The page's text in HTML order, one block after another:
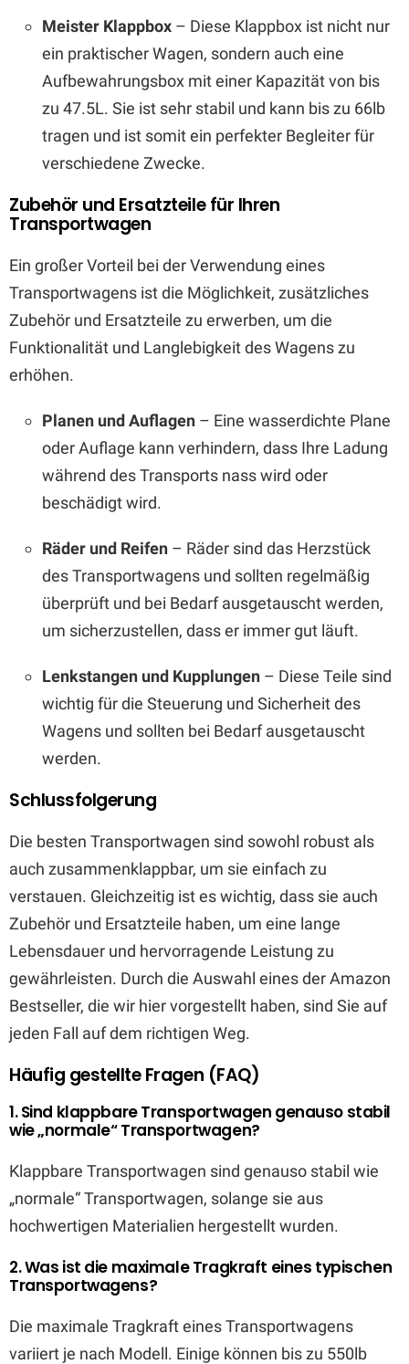
Meister Klappbox – Diese Klappbox ist nicht nur
ein praktischer Wagen, sondern auch eine
Aufbewahrungsbox mit einer Kapazität von bis
zu 47.5L. Sie ist sehr stabil und kann bis zu 66lb
tragen und ist somit ein perfekter Begleiter für
verschiedene Zwecke.
Zubehör und Ersatzteile für Ihren
Transportwagen
Ein großer Vorteil bei der Verwendung eines
Transportwagens ist die Möglichkeit, zusätzliches
Zubehör und Ersatzteile zu erwerben, um die
Funktionalität und Langlebigkeit des Wagens zu
erhöhen.
Planen und Auflagen – Eine wasserdichte Plane
oder Auflage kann verhindern, dass Ihre Ladung
während des Transports nass wird oder
beschädigt wird.
Räder und Reifen – Räder sind das Herzstück
des Transportwagens und sollten regelmäßig
überprüft und bei Bedarf ausgetauscht werden,
um sicherzustellen, dass er immer gut läuft.
Lenkstangen und Kupplungen – Diese Teile sind
wichtig für die Steuerung und Sicherheit des
Wagens und sollten bei Bedarf ausgetauscht
werden.
Schlussfolgerung
Die besten Transportwagen sind sowohl robust als
auch zusammenklappbar, um sie einfach zu
verstauen. Gleichzeitig ist es wichtig, dass sie auch
Zubehör und Ersatzteile haben, um eine lange
Lebensdauer und hervorragende Leistung zu
gewährleisten. Durch die Auswahl eines der Amazon
Bestseller, die wir hier vorgestellt haben, sind Sie auf
jeden Fall auf dem richtigen Weg.
Häufig gestellte Fragen (FAQ)
1. Sind klappbare Transportwagen genauso stabil
wie „normale“ Transportwagen?
Klappbare Transportwagen sind genauso stabil wie
„normale“ Transportwagen, solange sie aus
hochwertigen Materialien hergestellt wurden.
2. Was ist die maximale Tragkraft eines typischen
Transportwagens?
Die maximale Tragkraft eines Transportwagens
variiert je nach Modell. Einige können bis zu 550lb